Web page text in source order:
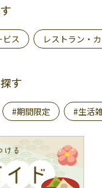
ビス レストラン・
す
#期間限定 #生活